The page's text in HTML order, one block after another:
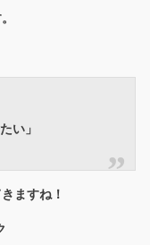
い」
ますね！